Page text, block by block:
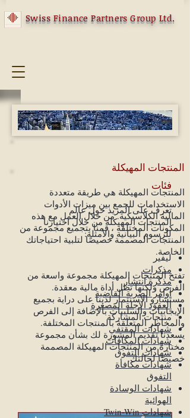
Swiss Finance Partners Group Ltd.
المنتجات المهيكلة
المنتجات المهيكلة هي طريقة متعددة
الاستخدامات للجمع بين ميزات الأدوات
المالية الكلاسيكية. من خلال العمل مع هذه
المكونات المختلفة ، قمنا بتجميع مجموعة من
المنتجات المصممة خصيصًا لتلبية احتياجاتك
الخاصة.
تفتح المنتجات المهيكلة مجموعة واسعة من
الفرص ولكنها تظل أداة مالية معقدة.
مستشارو الاستثمار لدينا على دراية بجميع
الإيجابيات والسلبيات بالإضافة إلى الفرص
والمخاطر المتعلقة بالمنتجات المختلفة.
يسعدنا تقديم المشورة لك بشأن مجموعة
مختارة من المنتجات المهيكلة المصممة
خصيصًا لحالتك.
فئات
تعرف على المزيد حول عالم
المنتجات المهيكلة من خلال اختيارنا
للرسوم البيانية والأمثلة:
ليفير
مذكرات
مذكرة انتشار
أوامر الضربة القاضية
العقود الآجلة المصغرة
منتجات المشاركة
شهادات المقتفي
شهادات المكافآت
شهادات التفوق
شهادات مكافأة
التفوق
شهادات الوسادة
الهوائية
شهادات Twin-Win